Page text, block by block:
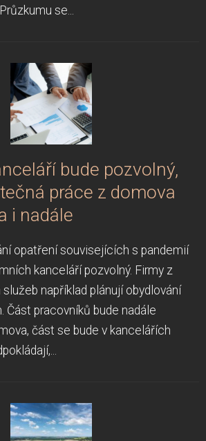
se...
bude pozvolný,
práce z domova
i nadále
opatření souvisejících s pandemií
kanceláří pozvolný. Firmy z
například plánují obydlování
Část pracovníků bude nadále
část se bude v kancelářích